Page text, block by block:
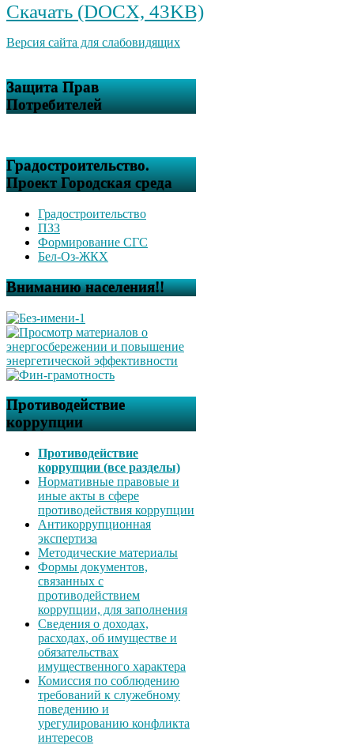
Скачать (DOCX, 43KB)
Версия сайта для слабовидящих
Защита Прав
Потребителей
Градостроительство.
Проект Городская среда
Градостроительство
ПЗЗ
Формирование СГС
Бел-Оз-ЖКХ
Вниманию населения!!
Противодействие
коррупции
Противодействие
коррупции (все разделы)
Нормативные правовые и
иные акты в сфере
противодействия коррупции
Антикоррупционная
экспертиза
Методические материалы
Формы документов,
связанных с
противодействием
коррупции, для заполнения
Сведения о доходах,
расходах, об имуществе и
обязательствах
имущественного характера
Комиссия по соблюдению
требований к служебному
поведению и
урегулированию конфликта
интересов